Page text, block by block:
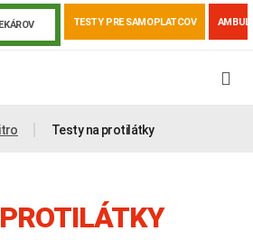
TESTY PRE SAMOPLATCOV
Testy na protilátky